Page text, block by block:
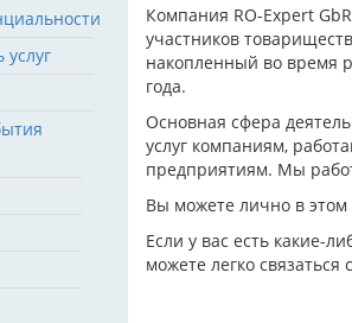
Компания RO-Expert
участников
накопленный во время
года.
Основная сфера
услуг компаниям,
предприятиям. Мы
Вы можете лично в этом
Если у вас есть какие-
можете легко